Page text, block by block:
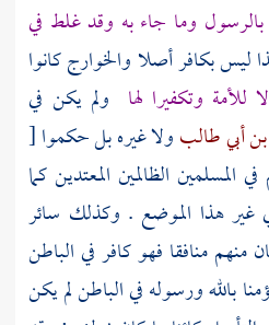
بالرسول وما جاء به وقد غلط في
ليس بكافر أصلا والخوارجكانوا
وتكفيرا لها ولم يكن في
أبي طالبولا غيره بل حكموا[
المسلمين الظالمين المعتدين كما
غير هذا الموضع . وكذلك سائر
منهم منافقا فهو كافر في الباطن
بالله ورسوله في الباطن لم يكن